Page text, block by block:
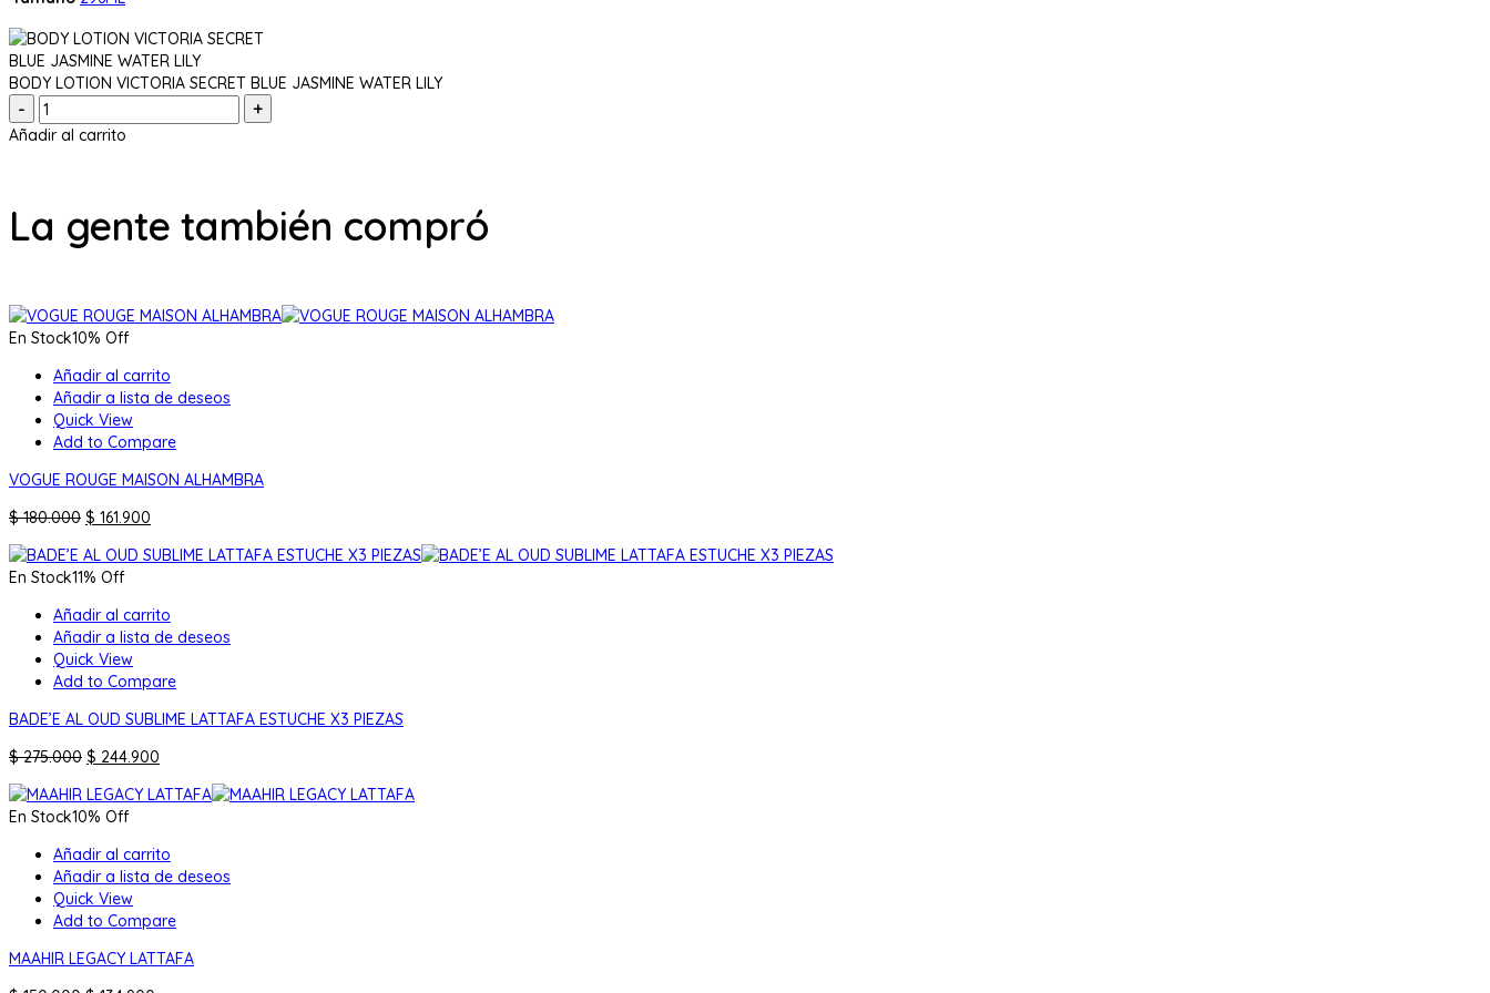
BODY LOTION VICTORIA SECRET BLUE JASMINE WATER LILY
Cantidad:
Añadir al carrito
La gente también compró
En Stock10% Off
Añadir al carrito
Añadir a lista de deseos
Quick View
Add to Compare
VOGUE ROUGE MAISON ALHAMBRA
$180.000 El
original
era:
$ 180.000.
$ 161.900
actual
$ 161.900.
En Stock11% Off
Añadir al carrito
Añadir a lista de deseos
Quick View
Add to Compare
BADE’E AL OUD SUBLIME LATTAFA ESTUCHE X3 PIEZAS
$275.000 El
original
era:
$ 275.000.
$ 244.900
actual
En Stock10% Off
Añadir al carrito
Añadir a lista de deseos
Quick View
Add to Compare
MAAHIR LEGACY LATTAFA